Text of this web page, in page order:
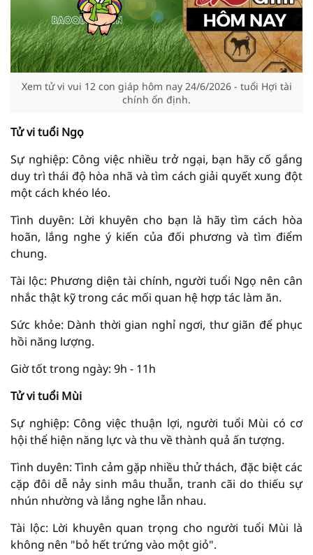
Xem tử vi vui 12 con giáp hôm nay 24/6/2026 - tuổi Hợi tài
chính ổn định.
Tử vi tuổi Ngọ
Sự nghiệp: Công việc nhiều trở ngại, bạn hãy cố gắng
duy trì thái độ hòa nhã và tìm cách giải quyết xung đột
một cách khéo léo.
Tình duyên: Lời khuyên cho bạn là hãy tìm cách hòa
hoãn, lắng nghe ý kiến của đối phương và tìm điểm
chung.
Tài lộc: Phương diện tài chính, người tuổi Ngọ nên cân
nhắc thật kỹ trong các mối quan hệ hợp tác làm ăn.
Sức khỏe: Dành thời gian nghỉ ngơi, thư giãn để phục
hồi năng lượng.
Giờ tốt trong ngày: 9h - 11h
Tử vi tuổi Mùi
Sự nghiệp: Công việc thuận lợi, người tuổi Mùi có cơ
hội thể hiện năng lực và thu về thành quả ấn tượng.
Tình duyên: Tình cảm gặp nhiều thử thách, đặc biệt các
cặp đôi dễ nảy sinh mâu thuẫn, tranh cãi do thiếu sự
nhún nhường và lắng nghe lẫn nhau.
Tài lộc: Lời khuyên quan trọng cho người tuổi Mùi là
không nên "bỏ hết trứng vào một giỏ".